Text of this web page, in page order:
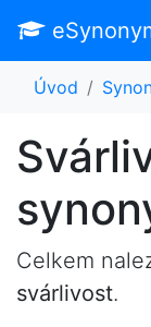
Úvod
Celkem
svárlivost.